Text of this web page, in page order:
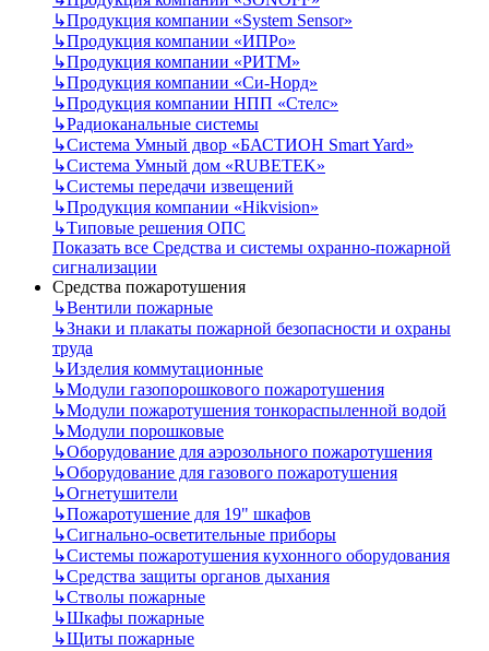
↳Продукция компании «System Sensor»
↳Продукция компании «ИПРо»
↳Продукция компании «РИТМ»
↳Продукция компании «Си-Норд»
↳Продукция компании НПП «Стелс»
↳Радиоканальные системы
↳Система Умный двор «БАСТИОН Smart Yard»
↳Система Умный дом «RUBETEK»
↳Системы передачи извещений
↳Продукция компании «Hikvision»
↳Типовые решения ОПС
Показать все Средства и системы охранно-пожарной
сигнализации
Средства пожаротушения
↳Вентили пожарные
↳Знаки и плакаты пожарной безопасности и охраны
труда
↳Изделия коммутационные
↳Модули газопорошкового пожаротушения
↳Модули пожаротушения тонкораспыленной водой
↳Модули порошковые
↳Оборудование для аэрозольного пожаротушения
↳Оборудование для газового пожаротушения
↳Огнетушители
↳Пожаротушение для 19" шкафов
↳Сигнально-осветительные приборы
↳Системы пожаротушения кухонного оборудования
↳Средства защиты органов дыхания
↳Стволы пожарные
↳Шкафы пожарные
↳Щиты пожарные